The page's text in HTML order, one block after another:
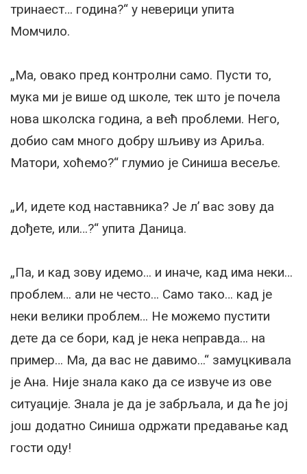
тринаест… година?“ у неверици упита
Момчило.
„Ма, овако пред контролни само. Пусти то,
мука ми је више од школе, тек што је почела
нова школска година, а већ проблеми. Него,
добио сам много добру шљиву из Ариља.
Матори, хоћемо?“ глумио је Синиша весеље.
„И, идете код наставника? Је л’ вас зову да
дођете, или…?“ упита Даница.
„Па, и кад зову идемо… и иначе, кад има неки…
проблем… али не често… Само тако… кад је
неки велики проблем… Не можемо пустити
дете да се бори, кад је нека неправда… на
пример… Ма, да вас не давимо…“ замуцкивала
је Ана. Није знала како да се извуче из ове
ситуације. Знала је да је забрљала, и да ће јој
још додатно Синиша одржати предавање кад
гости оду!